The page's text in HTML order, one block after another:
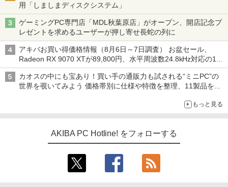
用「しましまディスクシステム」
ゲーミングPC専門店「MDL秋葉原店」がオープン、開店記念プ
レゼントを求めるユーザーが押し寄せ長蛇の列に
アキバお買い得価格情報（8月6日～7日調査） お盆セール、
Radeon RX 9070 XTが89,800円、水平周波数24.8kHz対応の17
型モニターが9,801円、暑さ指数連動セール ほか
カオスの中にも宝あり！買い手の通販力も試される“ミニPC”の
世界を覗いてみよう 価格帯別に仕様や特徴を整理、11製品をピ
もっと見る
AKIBA PC Hotline! をフォローする